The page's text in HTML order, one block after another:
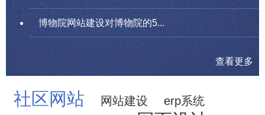
博物院网站建设对博物院的5...
查看更多
社区网站 网站建设 erp系统